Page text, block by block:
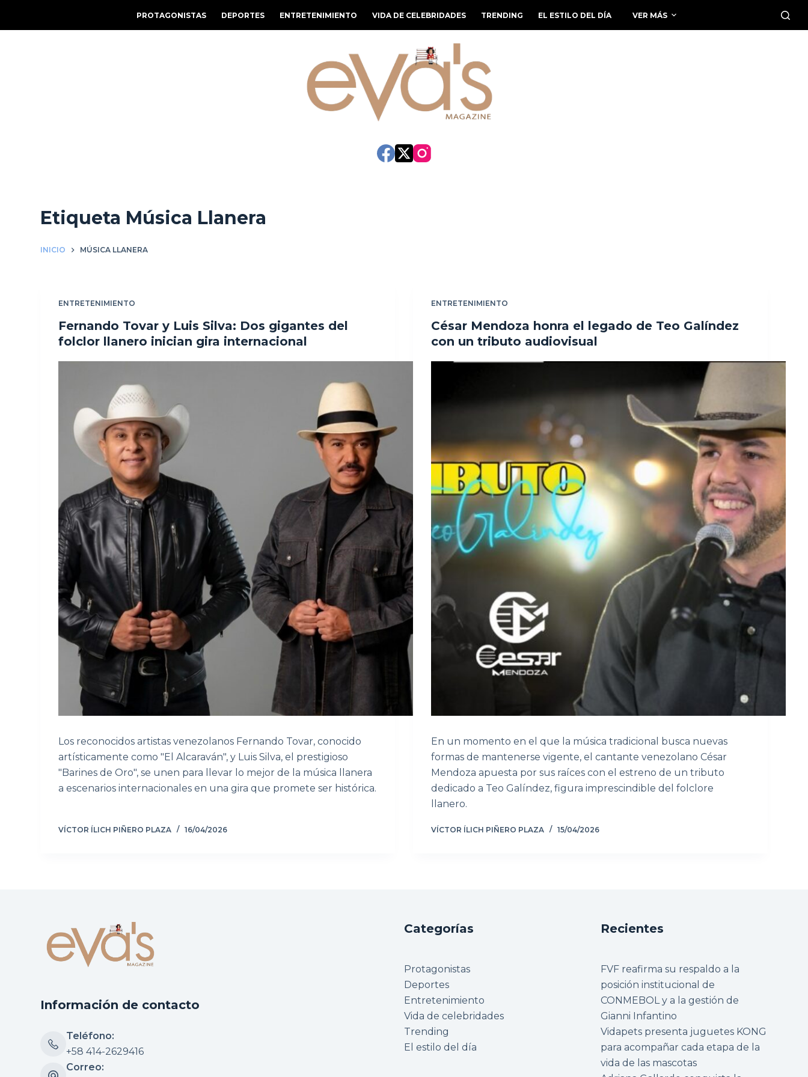
a
PROTAGONISTAS DEPORTES ENTRETENIMIENTO VIDA DE CELEBRIDADES TRENDING EL ESTILO DEL DÍA VER MÁS
Etiqueta Música Llanera
INICIO MÚSICA LLANERA
ENTRETENIMIENTO
Fernando Tovar y Luis Silva: Dos gigantes del
folclor llanero inician gira internacional
Los reconocidos artistas venezolanos Fernando Tovar, conocido
artísticamente como "El Alcaraván", y Luis Silva, el prestigioso
"Barines de Oro", se unen para llevar lo mejor de la música llanera
a escenarios internacionales en una gira que promete ser histórica.
VÍCTOR ÍLICH PIÑERO PLAZA 16/04/2026
ENTRETENIMIENTO
César Mendoza honra el legado de Teo Galíndez
con un tributo audiovisual
En un momento en el que la música tradicional busca nuevas
formas de mantenerse vigente, el cantante venezolano César
Mendoza apuesta por sus raíces con el estreno de un tributo
dedicado a Teo Galíndez, figura imprescindible del folclore
llanero.
VÍCTOR ÍLICH PIÑERO PLAZA 15/04/2026
Información de contacto
Teléfono:
+58 414-2629416
Correo:
Categorías
Protagonistas
Deportes
Entretenimiento
Vida de celebridades
Trending
El estilo del día
Recientes
FVF reafirma su respaldo a la
posición institucional de
CONMEBOL y a la gestión de
Gianni Infantino
Vidapets presenta juguetes KONG
para acompañar cada etapa de la
vida de las mascotas